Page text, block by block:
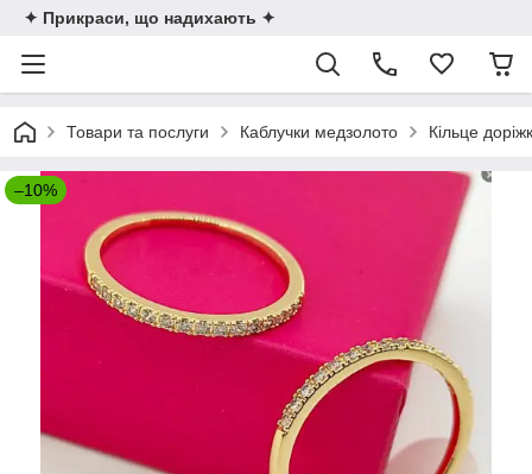
✦ Прикраси, що надихають ✦
Товари та послуги Каблучки медзолото Кільце
–10%